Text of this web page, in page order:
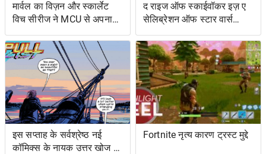
मार्वल का विज़न और स्कार्लेट
विच सीरीज ने MCU से अपना
शोअरनर चुना
द राइज ऑफ स्काईवॉकर इज़ ए
सेलिब्रेशन ऑफ स्टार वार्स
ओल्ड एक्सटेंडेड यूनिवर्स- एंड
इट्स ग्रेटेस्ट रेस्ट्यूडिएशन
इस सप्ताह के सर्वश्रेष्ठ नई
कॉमिक्स के नायक उत्तर खोज रहे
Fortnite नृत्य कारण ट्रस्ट मुद्दे